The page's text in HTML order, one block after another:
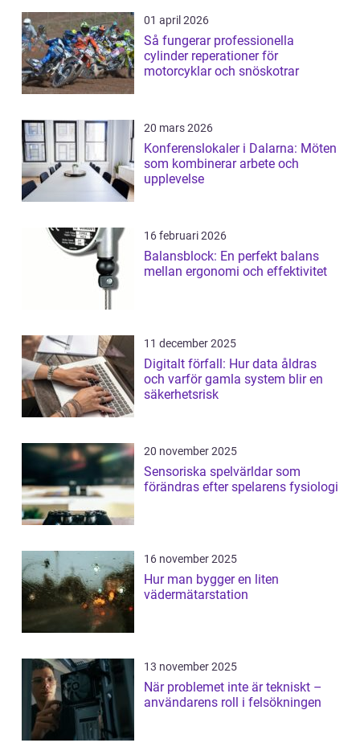
01 april 2026
Så fungerar professionella
cylinder reperationer för
motorcyklar och snöskotrar
20 mars 2026
Konferenslokaler i Dalarna: Möten
som kombinerar arbete och
upplevelse
16 februari 2026
Balansblock: En perfekt balans
mellan ergonomi och effektivitet
11 december 2025
Digitalt förfall: Hur data åldras
och varför gamla system blir en
säkerhetsrisk
20 november 2025
Sensoriska spelvärldar som
förändras efter spelarens fysiologi
16 november 2025
Hur man bygger en liten
vädermätarstation
13 november 2025
När problemet inte är tekniskt –
användarens roll i felsökningen